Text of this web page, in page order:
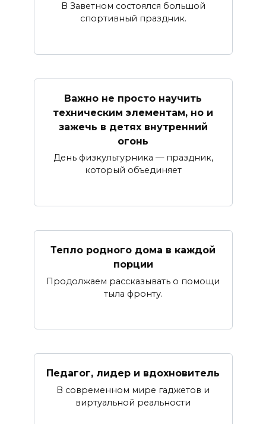
В Заветном состоялся большой
спортивный праздник.
Важно не просто научить
техническим элементам, но и
зажечь в детях внутренний
огонь
День физкультурника — праздник,
который объединяет
Тепло родного дома в каждой
порции
Продолжаем рассказывать о помощи
тыла фронту.
Педагог, лидер и вдохновитель
В современном мире гаджетов и
виртуальной реальности